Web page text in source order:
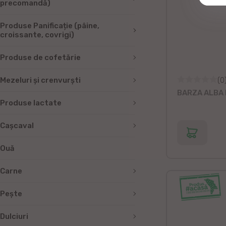
precomandă)
Produse Panificație (pâine,
croissante, covrigi)
Produse de cofetărie
Mezeluri și crenvurști
Produse lactate
Cașcaval
Ouă
Carne
Peşte
Dulciuri
(0)
BARZA